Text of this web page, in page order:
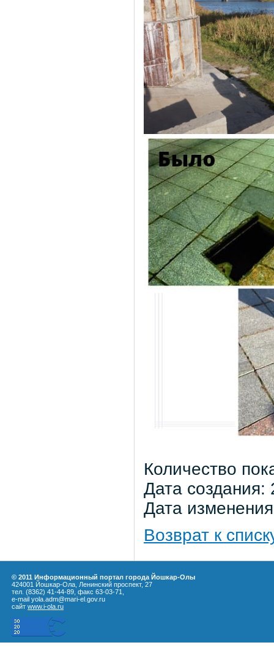
Количество
Дата
Дата
Возврат к
© 2011 Информационный портал города Йошкар-Олы
424001 Йошкар-Ола, Ленинский проспект, 27
тел. (8362) 41-44-89, факс 63-03-71,
e-mail yola.adm@mari-el.gov.ru
сайт www.i-ola.ru